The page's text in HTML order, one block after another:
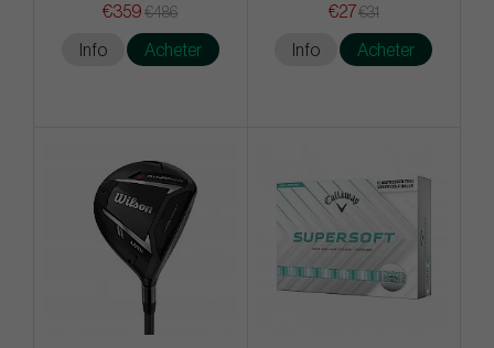
€359 €486
Info Acheter
€27€31
Info Acheter